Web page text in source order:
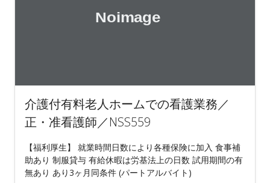
介護付有料老人ホームでの看護業務／
正・准看護師／NSS559
【福利厚生】 就業時間日数により各種保険に加入 食事補
助あり 制服貸与 有給休暇は労基法上の日数 試用期間の有
無あり あり3ヶ月同条件 (パートアルバイト)